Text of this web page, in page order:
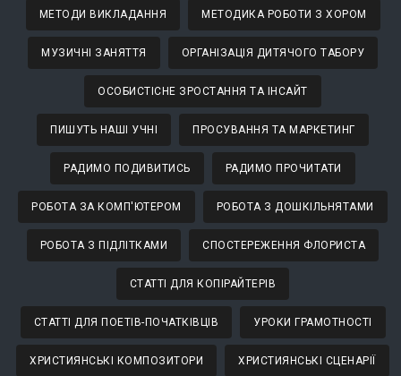
МЕТОДИ ВИКЛАДАННЯ МЕТОДИКА РОБОТИ З ХОРОМ
МУЗИЧНІ ЗАНЯТТЯ ОРГАНІЗАЦІЯ ДИТЯЧОГО ТАБОРУ
ОСОБИСТІСНЕ ЗРОСТАННЯ ТА ІНСАЙТ
ПИШУТЬ НАШІ УЧНІ ПРОСУВАННЯ ТА МАРКЕТИНГ
РАДИМО ПОДИВИТИСЬ РАДИМО ПРОЧИТАТИ
РОБОТА ЗА КОМП'ЮТЕРОМ РОБОТА З ДОШКІЛЬНЯТАМИ
РОБОТА З ПІДЛІТКАМИ СПОСТЕРЕЖЕННЯ ФЛОРИСТА
СТАТТІ ДЛЯ КОПІРАЙТЕРІВ
СТАТТІ ДЛЯ ПОЕТІВ-ПОЧАТКІВЦІВ УРОКИ ГРАМОТНОСТІ
ХРИСТИЯНСЬКІ КОМПОЗИТОРИ ХРИСТИЯНСЬКІ СЦЕНАРІЇ